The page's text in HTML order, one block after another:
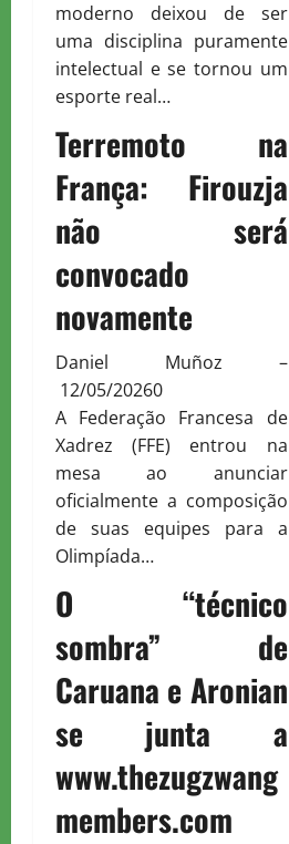
moderno deixou de ser
uma disciplina puramente
intelectual e se tornou um
esporte real…
Terremoto na
França: Firouzja
não será
convocado
novamente
Daniel Muñoz –
12/05/20260
A Federação Francesa de
Xadrez (FFE) entrou na
mesa ao anunciar
oficialmente a composição
de suas equipes para a
Olimpíada…
O “técnico
sombra” de
Caruana e Aronian
se junta a
www.thezugzwang
members.com